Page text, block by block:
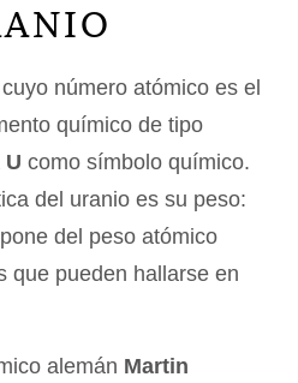
cuyo número atómico es el
químico de tipo
U como símbolo químico.
del uranio es su peso:
del peso atómico
que pueden hallarse en
alemán Martin